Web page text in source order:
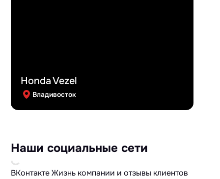
Honda Vezel
Владивосток
Наши социальные сети
ВКонтактеЖизнь компании и отзывы клиентов